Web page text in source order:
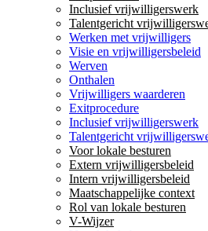
Inclusief vrijwilligerswerk
Talentgericht
Werken met vrijwilligers
Visie en vrijwilligersbeleid
Werven
Onthalen
Vrijwilligers waarderen
Exitprocedure
Inclusief vrijwilligerswerk
Talentgericht
Voor lokale besturen
Extern vrijwilligersbeleid
Intern vrijwilligersbeleid
Maatschappelijke context
Rol van lokale besturen
V-Wijzer